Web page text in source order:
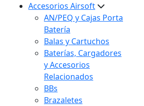
Accesorios Airsoft
AN/PEQ y Cajas Porta
Batería
Balas y Cartuchos
Baterías, Cargadores
y Accesorios
Relacionados
BBs
Brazaletes